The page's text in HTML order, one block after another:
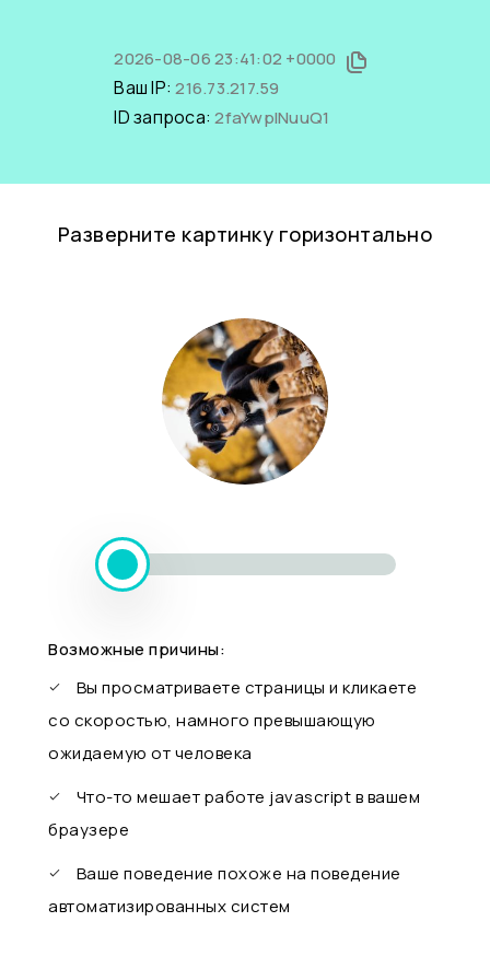
2026-08-06 23:41:02 +0000
Ваш IP:216.73.217.59
ID запроса:2faYwplNuuQ1
Разверните картинку горизонтально
Возможные причины:
Вы просматриваете страницы и кликаете
со скоростью, намного превышающую
ожидаемую от человека
Что-то мешает работе javascript в вашем
браузере
Ваше поведение похоже на поведение
автоматизированных систем